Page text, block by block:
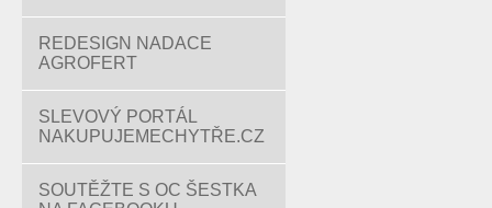
REDESIGN NADACE
AGROFERT
SLEVOVÝ PORTÁL
NAKUPUJEMECHYTŘE.CZ
SOUTĚŽTE S OC ŠESTKA